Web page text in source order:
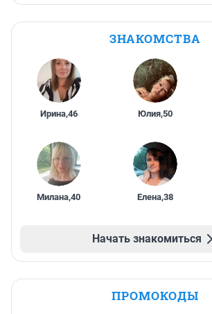
ЗНАКОМСТВА
Ирина,46 Юлия,50
Милана,40 Елена,38
Начать знакомиться
ПРОМОКОДЫ